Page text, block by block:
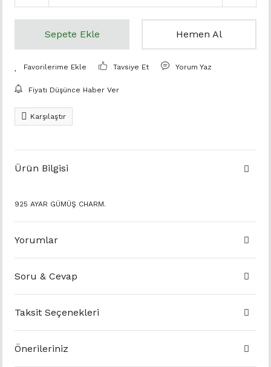
Sepete Ekle Hemen Al
Tavsiye Et Yorum Yaz
Fiyatı Düşünce Haber Ver
Karşılaştır
Ürün Bilgisi
925 AYAR GÜMÜŞ CHARM.
Yorumlar
Soru & Cevap
Taksit Seçenekleri
Önerileriniz